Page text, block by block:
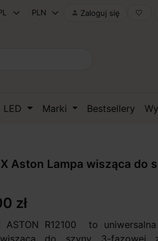
 Zaloguj się favorite_border
LED Marki Bestsellery
Aston Lampa wisząca do
zł
ASTON R12100 to